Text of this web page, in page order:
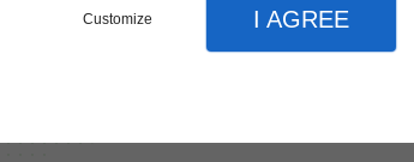
Customize I AGREE